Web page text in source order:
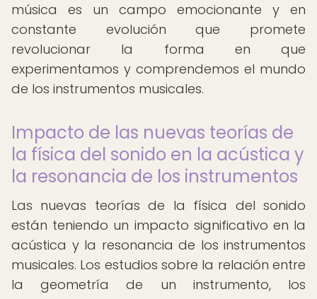
música es un campo emocionante y en
constante evolución que promete
revolucionar la forma en que
experimentamos y comprendemos el mundo
de los instrumentos musicales.
Impacto de las nuevas teorías de
la física del sonido en la acústica y
la resonancia de los instrumentos
Las nuevas teorías de la física del sonido
están teniendo un impacto significativo en la
acústica y la resonancia de los instrumentos
musicales. Los estudios sobre la relación entre
la geometría de un instrumento, los